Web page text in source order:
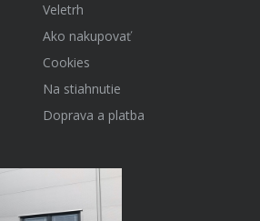
Veletrh
Ako nakupovať
Cookies
Na stiahnutie
Doprava a platba